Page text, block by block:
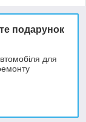
подарунок
для